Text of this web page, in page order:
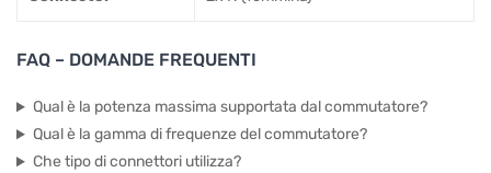
FAQ – DOMANDE FREQUENTI
Qual è la potenza massima supportata dal commutatore?
Qual è la gamma di frequenze del commutatore?
Che tipo di connettori utilizza?